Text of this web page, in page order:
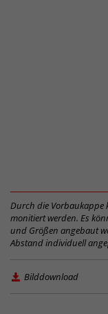
Durch die Vorbaukappe
monitiert werden. Es
und Größen angebaut
Abstand individuell
Bilddownload